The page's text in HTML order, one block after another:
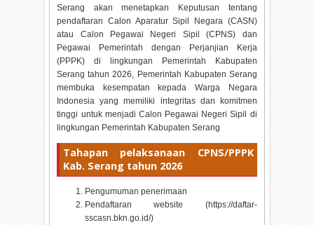
Serang akan menetapkan Keputusan tentang
pendaftaran Calon Aparatur Sipil Negara (CASN)
atau Calon Pegawai Negeri Sipil (CPNS) dan
Pegawai Pemerintah dengan Perjanjian Kerja
(PPPK) di lingkungan Pemerintah Kabupaten
Serang tahun2026, Pemerintah Kabupaten Serang
membuka kesempatan kepada Warga Negara
Indonesia yang memiliki integritas dan komitmen
tinggi untuk menjadi Calon Pegawai Negeri Sipil di
lingkungan Pemerintah Kabupaten Serang
Tahapan pelaksanaan CPNS/PPPK
Kab. Serang tahun 2026
Pengumuman penerimaan
Pendaftaran website (https://daftar-
sscasn.bkn.go.id/)